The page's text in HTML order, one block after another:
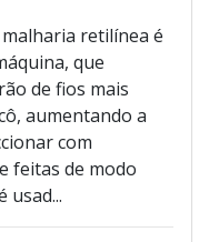
retilínea é
que
de fios mais
aumentando a
com
feitas de modo
usad...